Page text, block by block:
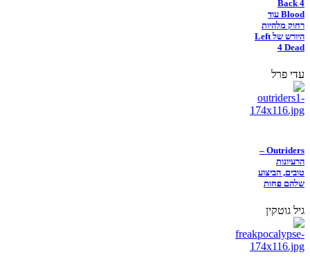
Back 4
Blood עוד
רחוק מלהיות
היורש של Left
4 Dead
עדי פרל
Outriders –
הרעיונות
טובים, הביצוע
שלהם פחות
גיל גוטקין